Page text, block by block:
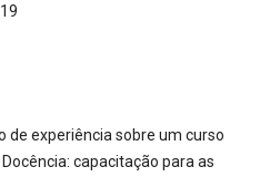
de experiência sobre um curso
capacitação para as